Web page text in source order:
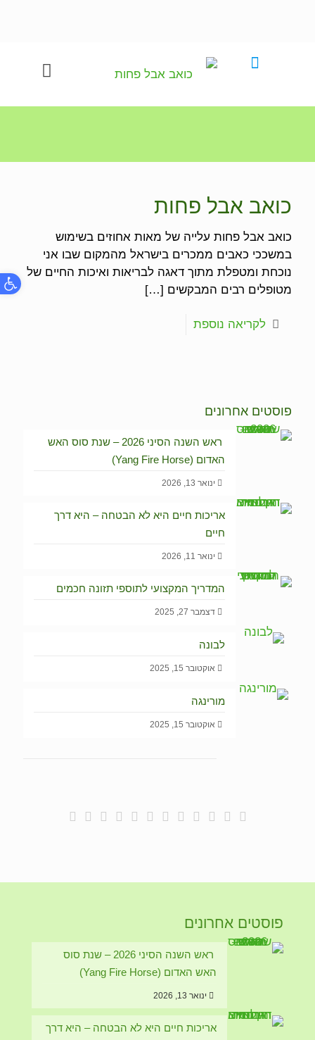
כואב אבל פחות
כואב אבל פחות עלייה של מאות אחוזים בשימוש
במשככי כאבים ממכרים בישראל מהמקום שבו אני
נוכחת ומטפלת מתוך דאגה לבריאות ואיכות החיים של
מטופלים רבים המבקשים […]
לקריאה נוספת
פוסטים אחרונים
ראש השנה הסיני 2026 – שנת סוס האש
האדום (Yang Fire Horse)
ינואר 13, 2026
אריכות חיים היא לא הבטחה – היא דרך
חיים
ינואר 11, 2026
המדריך המקצועי לתוספי תזונה חכמים
דצמבר 27, 2025
לבונה
אוקטובר 15, 2025
מורינגה
אוקטובר 15, 2025
פוסטים אחרונים
ראש השנה הסיני 2026 – שנת סוס
האש האדום (Yang Fire Horse)
ינואר 13, 2026
אריכות חיים היא לא הבטחה – היא דרך